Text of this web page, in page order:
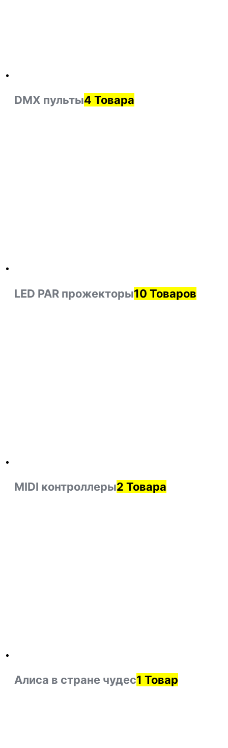
DMX пульты4 Товара
LED PAR прожекторы10 Товаров
MIDI контроллеры2 Товара
Алиса в стране чудес1 Товар